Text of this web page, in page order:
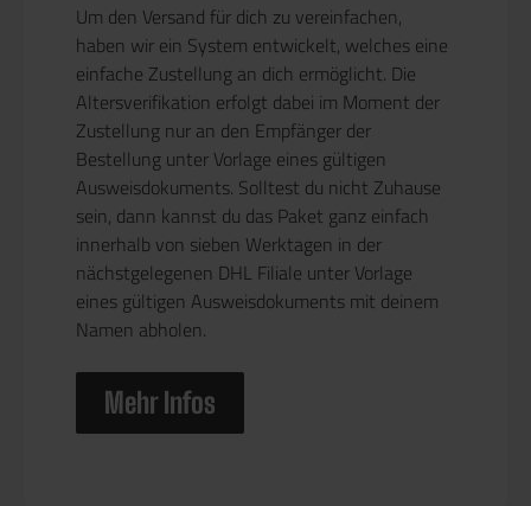
Um den Versand für dich zu vereinfachen,
haben wir ein System entwickelt, welches eine
einfache Zustellung an dich ermöglicht. Die
Altersverifikation erfolgt dabei im Moment der
Zustellung nur an den Empfänger der
Bestellung unter Vorlage eines gültigen
Ausweisdokuments. Solltest du nicht Zuhause
sein, dann kannst du das Paket ganz einfach
innerhalb von sieben Werktagen in der
nächstgelegenen DHL Filiale unter Vorlage
eines gültigen Ausweisdokuments mit deinem
Namen abholen.
Mehr Infos